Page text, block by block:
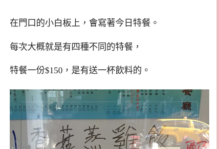
在門口的小白板上，會寫著今日特餐。
每次大概就是有四種不同的特餐，
特餐一份$150，是有送一杯飲料的。